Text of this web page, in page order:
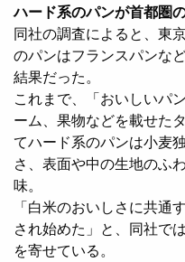
ハード系のパンが首都圏
同社の調査によると、東
のパンはフランスパンな
結果だった。
これまで、「おいしいパ
ーム、果物などを載せた
てハード系のパンは小麦
さ、表面や中の生地のふ
味。
「白米のおいしさに共通
され始めた」と、同社で
を寄せている。